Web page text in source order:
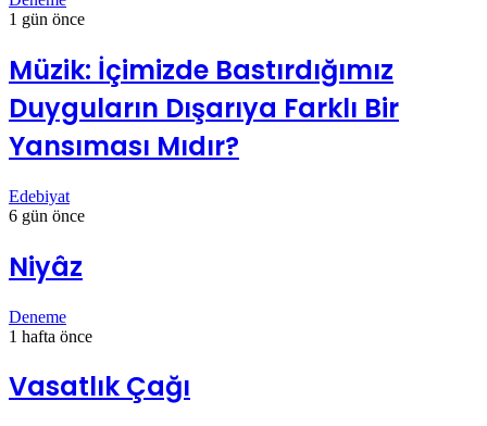
1 gün önce
Müzik: İçimizde Bastırdığımız
Duyguların Dışarıya Farklı Bir
Yansıması Mıdır?
Edebiyat
6 gün önce
Niyâz
Deneme
1 hafta önce
Vasatlık Çağı